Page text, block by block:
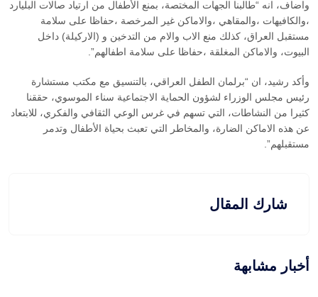
واضاف، انه “طالبنا الجهات المختصة، بمنع الأطفال من ارتياد صالات البليارد
،والكافيهات ،والمقاهي ،والاماكن غير المرخصة ،حفاظا على سلامة
مستقبل العراق، كذلك منع الاب والام من التدخين و (الاركيلة) داخل
البيوت، والاماكن المغلقة ،حفاظا على سلامة اطفالهم”.
وأكد رشيد، ان “برلمان الطفل العراقي، بالتنسيق مع مكتب مستشارة
رئيس مجلس الوزراء لشؤون الحماية الاجتماعية سناء الموسوي، حققنا
كثيرا من النشاطات، التي تسهم في غرس الوعي الثقافي والفكري، للابتعاد
عن هذه الاماكن الضارة، والمخاطر التي تعبث بحياة الأطفال وتدمر
مستقبلهم”.
شارك المقال
أخبار مشابهة